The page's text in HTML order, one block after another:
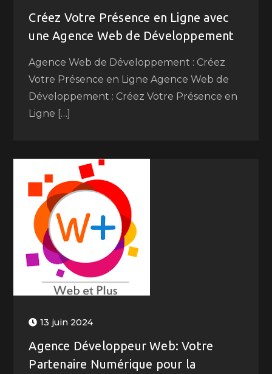
Créez Votre Présence en Ligne avec
une Agence Web de Développement
Agence Web de Développement : Créez
Votre Présence en Ligne Agence Web de
Développement : Créez Votre Présence en
Ligne […]
13 juin 2024
Agence Développeur Web: Votre
Partenaire Numérique pour la